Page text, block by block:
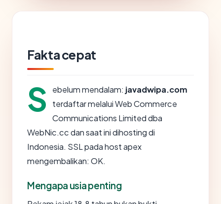
Fakta cepat
S ebelum mendalam: javadwipa.com
terdaftar melalui Web Commerce
Communications Limited dba
WebNic.cc dan saat ini dihosting di
Indonesia. SSL pada host apex
mengembalikan: OK.
Mengapa usia penting